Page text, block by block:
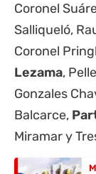
Coronel
Salliqueló,
Coronel
Lezama,
Gonzales
Balcarce,
Miramar y